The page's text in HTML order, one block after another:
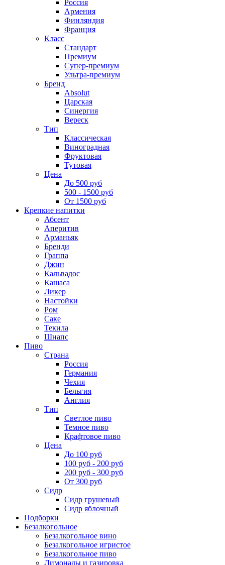
Россия
Армения
Финляндия
Франция
Класс
Стандарт
Премиум
Супер-премиум
Ультра-премиум
Бренд
Absolut
Царская
Синергия
Вереск
Тип
Классическая
Виноградная
Фруктовая
Тутовая
Цена
До 500 руб
500 - 1500 руб
От 1500 руб
Крепкие напитки
Абсент
Аперитив
Арманьяк
Бренди
Граппа
Джин
Кальвадос
Кашаса
Ликер
Настойки
Ром
Саке
Текила
Шнапс
Пиво
Страна
Россия
Германия
Чехия
Бельгия
Англия
Тип
Светлое пиво
Темное пиво
Крафтовое пиво
Цена
До 100 руб
100 руб - 200 руб
200 руб - 300 руб
От 300 руб
Сидр
Сидр грушевый
Сидр яблочный
Подборки
Безалкогольное
Безалкогольное вино
Безалкогольное игристое
Безалкогольное пиво
Лимонады и газировка